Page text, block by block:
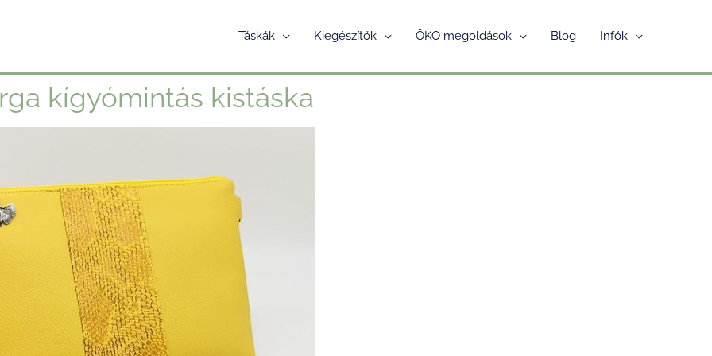
Táskák Kiegészítők ÖKO megoldások Blog Infók
kígyómintás kistáska